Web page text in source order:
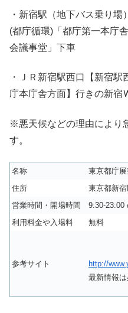
・新宿駅（地下バス乗り
(都庁循環)「都庁第一本庁
会議事堂」下車
・ＪＲ新宿駅西口【新宿
庁本庁舎方面】行きの新宿
※悪天候などの理由により
す。
名称
東京都庁展
住所
東京都新宿
営業時間・開場時間
9:30-23:00
利用料金や入場料
無料
参考サイト
http://
最新情報は